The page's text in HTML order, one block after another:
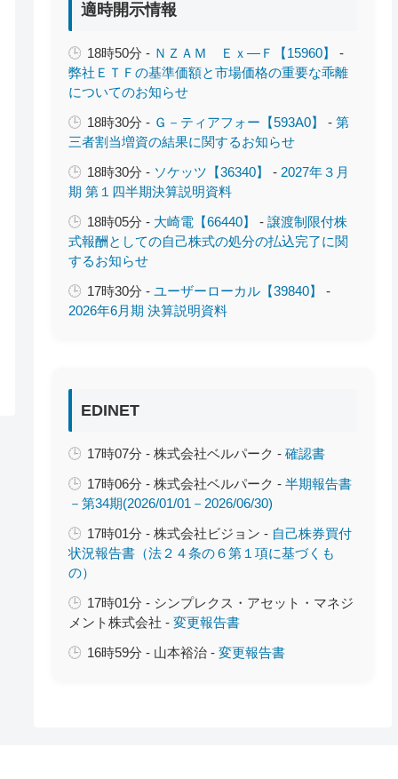
適時開示情報
18時50分 - ＮＺＡＭ Ｅｘ―Ｆ【15960】
-
弊社ＥＴＦの基準価額と市場価格の重要な乖離
についてのお知らせ
18時30分 - Ｇ－ティアフォー【593A0】 -第
三者割当増資の結果に関するお知らせ
18時30分 - ソケッツ【36340】 -2027年３月
期 第１四半期決算説明資料
18時05分 - 大崎電【66440】 -譲渡制限付株
式報酬としての自己株式の処分の払込完了に関
するお知らせ
17時30分 -ユーザーローカル【39840】
-
2026年6月期 決算説明資料
EDINET
17時07分 - 株式会社ベルパーク -確認書
17時06分 - 株式会社ベルパーク -半期報告書
－第34期(2026/01/01－2026/06/30)
17時01分 - 株式会社ビジョン - 自己株券買付
状況報告書（法２４条の６第１項に基づくも
の）
17時01分 - シンプレクス・アセット・マネジ
メント株式会社 -変更報告書
16時59分 - 山本裕治 -変更報告書